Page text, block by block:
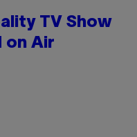
TV Show
on Air